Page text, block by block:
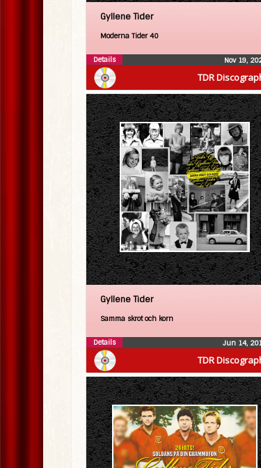
TDR
Gyllene Tider
Moderna Tider 40
Nov 19,
Details
TDR
Gyllene Tider
Samma skrot och korn
Jun 14,
Details